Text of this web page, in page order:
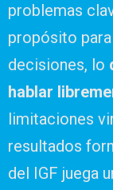
problemas
propósito
decisiones, lo
hablar
limitaciones
resultados
del IGF juega